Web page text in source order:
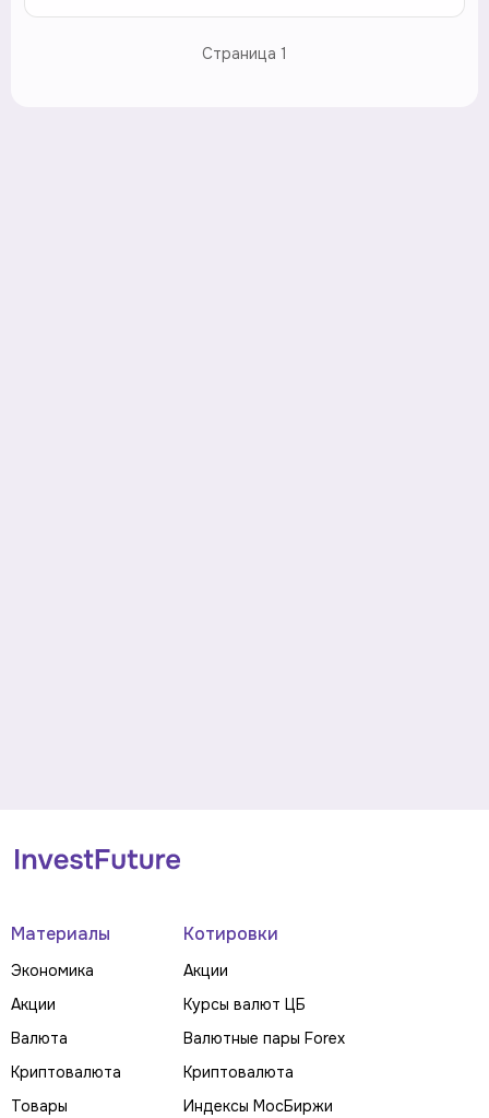
Страница 1
Материалы
Экономика
Акции
Валюта
Криптовалюта
Товары
Котировки
Акции
Курсы валют ЦБ
Валютные пары Forex
Криптовалюта
Индексы МосБиржи